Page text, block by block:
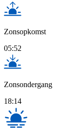
Zonsopkomst
05:52
Zonsondergang
18:14